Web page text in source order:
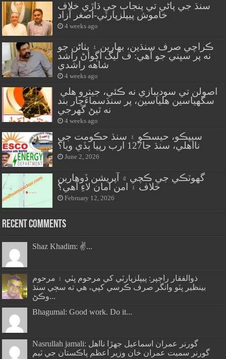
سنڌ جي پاڻي تي پنجاب جي ڌاڙي خلاف
خاموش پيپلزپارٽي-اصغر آزاد
4 weeks ago
ڪراچي صرف سنڌين، بهارين ۽ پٺاڻن جو
نه پر سڀني جو آهي: ف ليگ اڳواڻ راشد
شاهه راشدي
4 weeks ago
سگهياسين هلياسين، پر سنڌسماءَچار بند
نه ٿيڻ گهرجي
4 weeks ago
سيپڪو، حيسڪو ۽ سنڌ حڪومت جي
نااهلي، سنڌ جا127 ارب رپيا ٻڏي ويا؟
June 2, 2026
گهوٽڪي جي ڪچي ۾ آپريشن ڏوهارين
خلاف ۽ امن امان لاءِ آهي؟
February 12, 2026
Recent Comments
Shaz Khadim: ✌️...
ذوالفقار راڄپر: پيپلزپارٽي کي مرحوم ڀٽي ۽ مرحوم
بينظير ڀٽو وانگر صرف ڪرسي کپي، هي ته سڄي سنڌ
وڪڻ...
Bhagumal: Good work. Do it...
Nasrullah jamali: گورنر عمران اسماعيل جھڙا نااهل
گورنر سميت عمران خان وزير اعظم پاڪستان جي ٽيم